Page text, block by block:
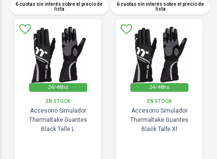
6 cuotas sin interés sobre el precio de
lista
6 cuotas sin interés sobre el precio de
lista
24/48hs
EN STOCK
Accesorio Simulador
Thermaltake Guantes
Black Talle L
24/48hs
EN STOCK
Accesorio Simulador
Thermaltake Guantes
Black Talle Xl